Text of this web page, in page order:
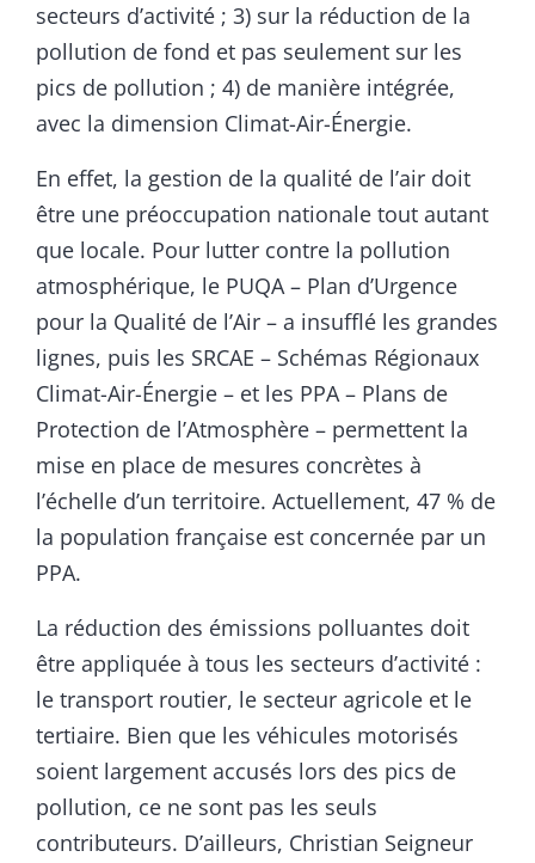
secteurs d’activité ; 3) sur la réduction de la
pollution de fond et pas seulement sur les
pics de pollution ; 4) de manière intégrée,
avec la dimension Climat-Air-Énergie.
En effet, la gestion de la qualité de l’air doit
être une préoccupation nationale tout autant
que locale. Pour lutter contre la pollution
atmosphérique, le PUQA – Plan d’Urgence
pour la Qualité de l’Air – a insufflé les grandes
lignes, puis les SRCAE – Schémas Régionaux
Climat-Air-Énergie – et les PPA – Plans de
Protection de l’Atmosphère – permettent la
mise en place de mesures concrètes à
l’échelle d’un territoire. Actuellement, 47 % de
la population française est concernée par un
PPA.
La réduction des émissions polluantes doit
être appliquée à tous les secteurs d’activité :
le transport routier, le secteur agricole et le
tertiaire. Bien que les véhicules motorisés
soient largement accusés lors des pics de
pollution, ce ne sont pas les seuls
contributeurs. D’ailleurs, Christian Seigneur